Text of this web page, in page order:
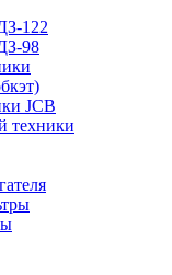
122
98
JCB
техники